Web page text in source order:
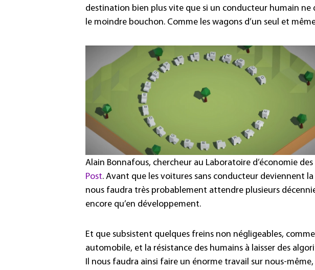
destination bien plus vite que si un conducteur humain ne
le moindre bouchon. Comme les wagons d’un seul et
Alain Bonnafous, chercheur au Laboratoire d’économie
Post. Avant que les voitures sans conducteur deviennent
nous faudra très probablement attendre plusieurs
encore qu’en développement.
Et que subsistent quelques freins non négligeables,
automobile, et la résistance des humains à laisser des
Il nous faudra ainsi faire un énorme travail sur nous-